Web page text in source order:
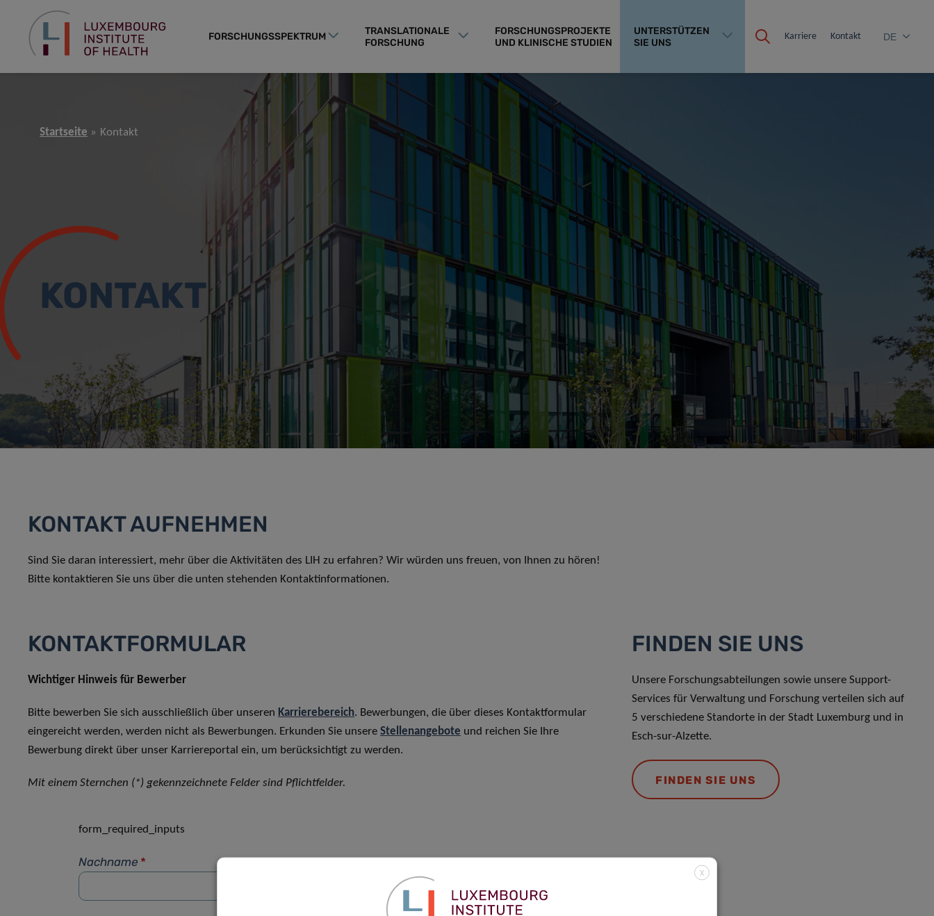
FORSCHUNGSSPEKTRUM
TRANSLATIONALE
FORSCHUNG
FORSCHUNGSPROJEKTE
UND KLINISCHE STUDIEN
UNTERSTÜTZEN
SIE UNS
Karriere Kontakt DE
Startseite Kontakt
KONTAKT
KONTAKT AUFNEHMEN
Sind Sie daran interessiert, mehr über die Aktivitäten des LIH zu erfahren? Wir würden uns freuen, von Ihnen zu hören!
Bitte kontaktieren Sie uns über die unten stehenden Kontaktinformationen.
KONTAKTFORMULAR
Wichtiger Hinweis für Bewerber
Bitte bewerben Sie sich ausschließlich über unseren Karrierebereich. Bewerbungen, die über dieses Kontaktformular
eingereicht werden, werden nicht als Bewerbungen. Erkunden Sie unsere Stellenangebote und reichen Sie Ihre
Bewerbung direkt über unser Karriereportal ein, um berücksichtigt zu werden.
Mit einem Sternchen (*) gekennzeichnete Felder sind Pflichtfelder.
form_required_inputs
Nachname * Vorname*
FINDEN SIE UNS
Unsere Forschungsabteilungen sowie unsere Support-
Services für Verwaltung und Forschung verteilen sich auf
5 verschiedene Standorte in der Stadt Luxemburg und in
Esch-sur-Alzette.
FINDEN SIE UNS
X